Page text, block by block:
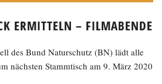
ERMITTELN – FILMABENDE
des Bund Naturschutz (BN) lädt alle
nächsten Stammtisch am 9. März 2020